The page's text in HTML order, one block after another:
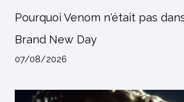
Pourquoi Venom n'était pas
Brand New Day
07/08/2026